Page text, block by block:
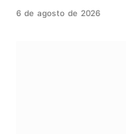
6 de agosto de 2026